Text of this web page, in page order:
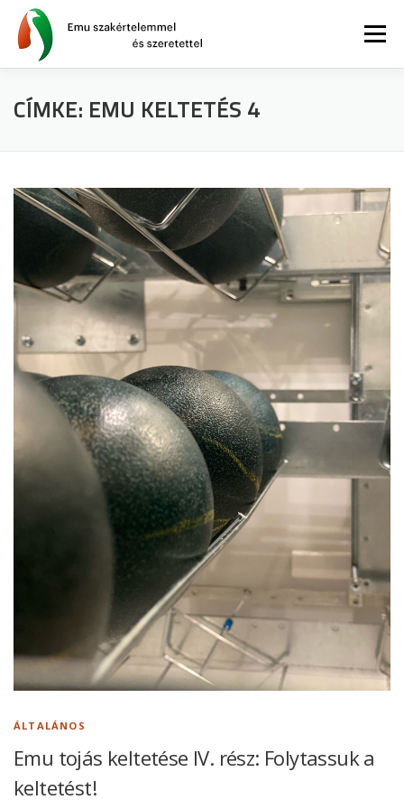
Tovább
tartalomhoz
Menü
AZ EMU BLOG GYIK WEBSHOP
CÍMKE: EMU KELTETÉS 4
ÁLTALÁNOS
Emu tojás keltetése IV. rész: Folytassuk a
keltetést!